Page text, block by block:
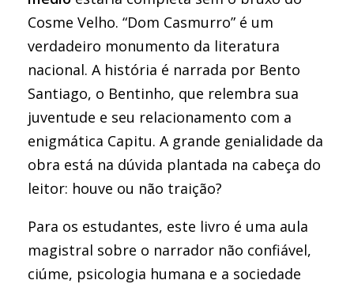
Cosme Velho. “Dom Casmurro” é um
verdadeiro monumento da literatura
nacional. A história é narrada por Bento
Santiago, o Bentinho, que relembra sua
juventude e seu relacionamento com a
enigmática Capitu. A grande genialidade da
obra está na dúvida plantada na cabeça do
leitor: houve ou não traição?
Para os estudantes, este livro é uma aula
magistral sobre o narrador não confiável,
ciúme, psicologia humana e a sociedade